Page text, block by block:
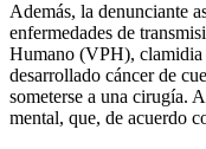
Además, la denunciante
enfermedades de
Humano (VPH),
desarrollado cáncer de
someterse a una cirugía.
mental, que, de acuerdo